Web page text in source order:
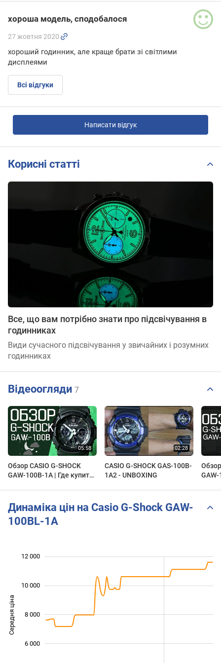
хороша модель, сподобалося
27 жовтня 2020
хороший годинник, але краще брати зі світлими
дисплеями
Всі відгуки
Написати відгук
Корисні статті
Все, що вам потрібно знати про підсвічування в
годинниках
Види сучасного підсвічування у звичайних і розумних
годинниках
Відеоогляди 7
Обзор CASIO G-SHOCK
GAW-100B-1A | Где купить
CASIO G-SHOCK GAS-100B-
1A2 - UNBOXING
Динаміка цін на Casio G-Shock GAW-
100BL-1A
Середня ціна 10 000
6 000
8 000
10 000
12 000